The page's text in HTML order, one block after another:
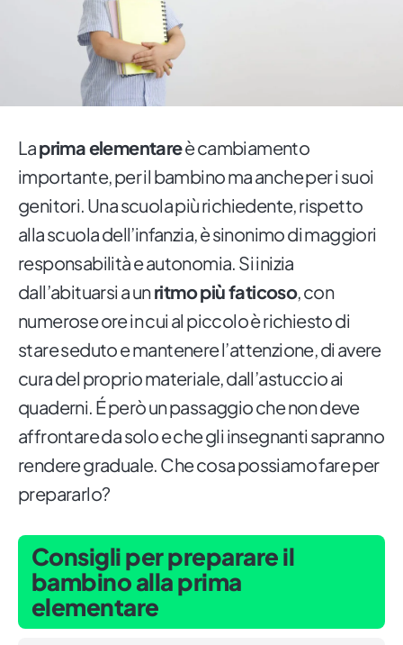
Laprima elementareè cambiamento
importante, per il bambino ma anche per i suoi
genitori. Una scuola più richiedente, rispetto
alla scuola dell’infanzia, è sinonimo di maggiori
responsabilità e autonomia. Si inizia
dall’abituarsi a unritmo più faticoso, con
numerose ore in cui al piccolo è richiesto di
stare seduto e mantenere l’attenzione, di avere
cura del proprio materiale, dall’astuccio ai
quaderni. É però un passaggio che non deve
affrontare da solo e che gli insegnanti sapranno
rendere graduale. Che cosa possiamo fare per
prepararlo?
Consigli per preparare il
bambino alla prima
elementare